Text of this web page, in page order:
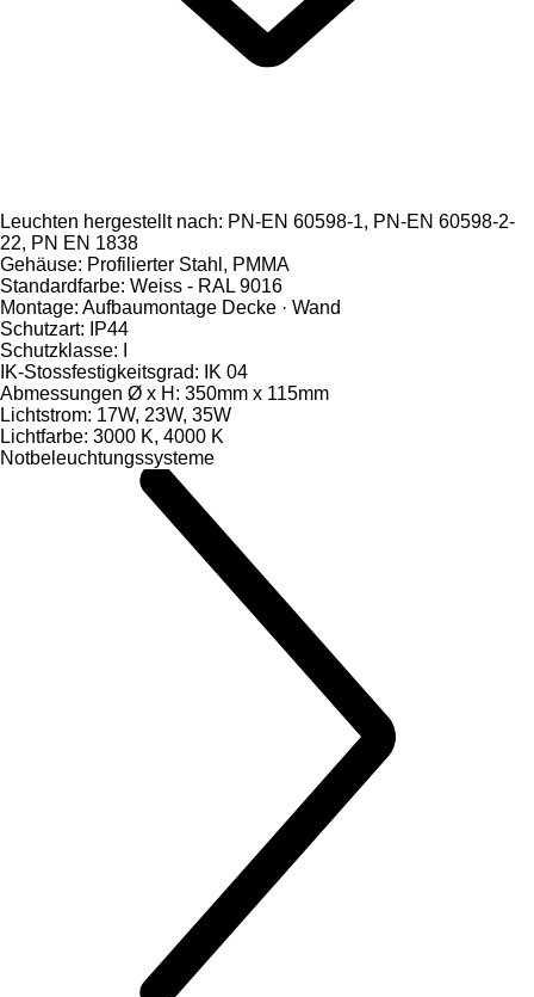
Leuchten hergestellt nach: PN-EN 60598-1, PN-EN 60598-2-
22, PN EN 1838
Gehäuse: Profilierter Stahl, PMMA
Standardfarbe: Weiss - RAL 9016
Montage: Aufbaumontage Decke · Wand
Schutzart: IP44
Schutzklasse: I
IK-Stossfestigkeitsgrad: IK 04
Abmessungen Ø x H: 350mm x 115mm
Lichtstrom: 17W, 23W, 35W
Lichtfarbe: 3000 K, 4000 K
Notbeleuchtungssysteme